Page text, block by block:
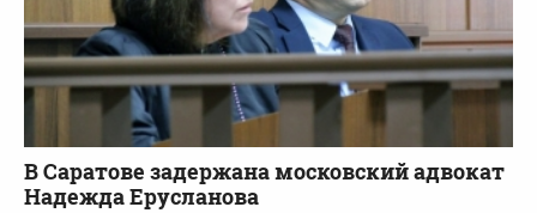
В Саратове задержана московский адвокат
Надежда Ерусланова